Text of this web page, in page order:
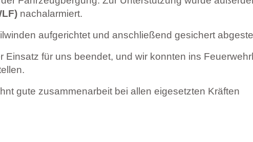
nachalarmiert.
aufgerichtet und anschließend gesichert
Einsatz für uns beendet, und wir konnten ins
gute zusammenarbeit bei allen eigesetzten Kräften